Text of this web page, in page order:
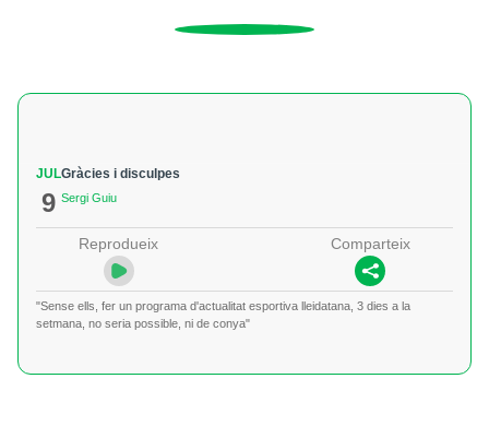
JUL
9
Gràcies i disculpes
Sergi Guiu
Reprodueix Comparteix
"Sense ells, fer un programa d'actualitat esportiva lleidatana, 3 dies a la
setmana, no seria possible, ni de conya"